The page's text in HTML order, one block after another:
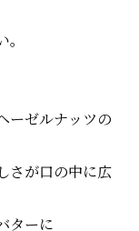
ーゼルナッツの
さが口の中に広
ターに